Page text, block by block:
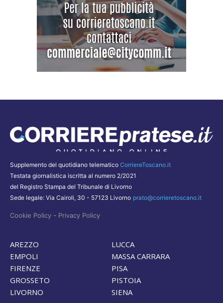
Supplemento del quotidiano telematico CorriereToscano.it
Testata giornalistica iscritta al numero 2/2021
del Registro Stampa del Tribunale di Livorno
Sede legale: Via Cairoli, 30 - 57123 Livorno prato@corrieretoscano.it
Cookie Policy - Privacy Policy
AREZZO
EMPOLI
FIRENZE
GROSSETO
LIVORNO
LUCCA
MASSA CARRARA
PISA
PISTOIA
SIENA